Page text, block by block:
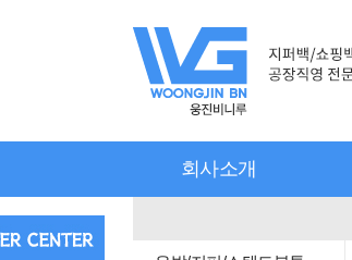
회사소개